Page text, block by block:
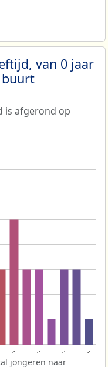
van 0 jaar
buurt
is afgerond op
.. .. .. ..
jongeren naar